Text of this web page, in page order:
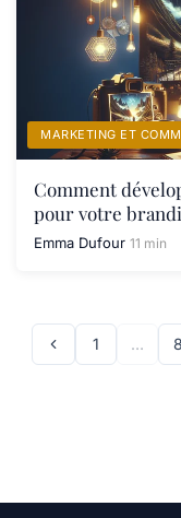
MARKETING ET
Comment
pour votre
Emma Dufour 11 min
1 … 8